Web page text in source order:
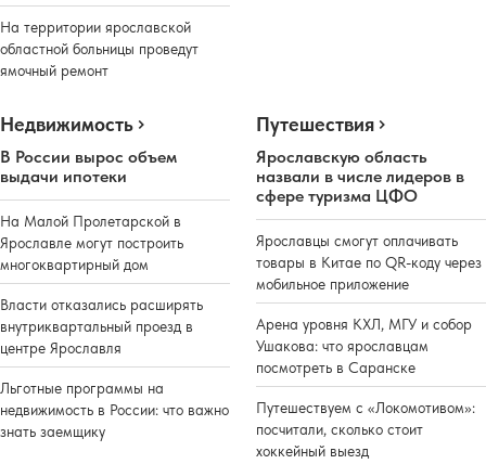
На территории ярославской
областной больницы проведут
ямочный ремонт
Недвижимость
В России вырос объем
выдачи ипотеки
На Малой Пролетарской в
Ярославле могут построить
многоквартирный дом
Власти отказались расширять
внутриквартальный проезд в
центре Ярославля
Льготные программы на
недвижимость в России: что важно
знать заемщику
Путешествия
Ярославскую область
назвали в числе лидеров в
сфере туризма ЦФО
Ярославцы смогут оплачивать
товары в Китае по QR-коду через
мобильное приложение
Арена уровня КХЛ, МГУ и собор
Ушакова: что ярославцам
посмотреть в Саранске
Путешествуем с «Локомотивом»:
посчитали, сколько стоит
хоккейный выезд